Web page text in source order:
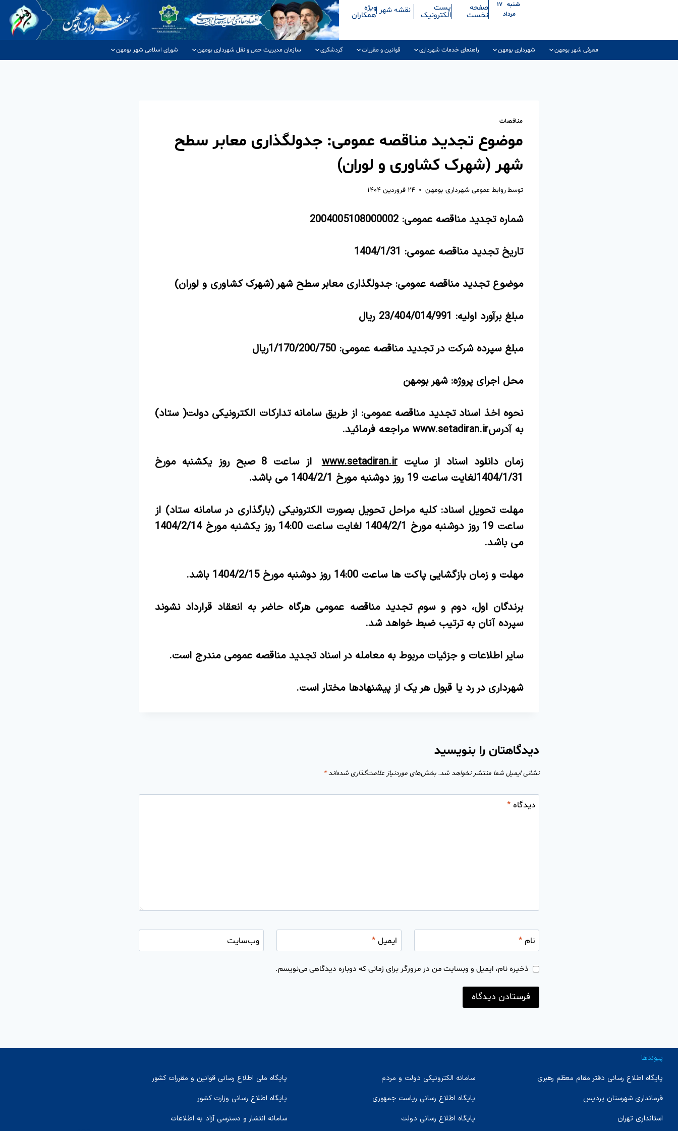
شنبه ۱۷
مرداد
صفحه
نخست
پست
الکترونیک نقشه شهر ویژه
همکاران
معرفی شهر بومهن شهرداری بومهن راهنمای خدمات شهرداری قوانین و مقررات گردشگری سازمان مدیریت حمل و نقل شهرداری بومهن شورای اسلامی شهر بومهن
مناقصات
موضوع تجدید مناقصه عمومی: جدولگذاری معابر سطح
شهر (شهرک کشاوری و لوران)
توسطروابط عمومی شهرداری بومهن ۲۴ فروردین ۱۴۰۴
شماره تجدید مناقصه عمومی: 2004005108000002
تاریخ تجدید مناقصه عمومی: 1404/1/31
موضوع تجدید مناقصه عمومی:جدولگذاری معابر سطح شهر (شهرک کشاوری و لوران)
مبلغ برآورد اولیه: 23/404/014/991 ریال
مبلغ سپرده شرکت در تجدید مناقصه عمومی: 1/170/200/750ریال
محل اجرای پروژه: شهر بومهن
نحوه اخذ اسناد تجدید مناقصه عمومی: از طریق سامانه تدارکات الکترونیکی دولت( ستاد)
به آدرسwww.setadiran.ir مراجعه فرمائید.
زمان دانلود اسناد از سایتwww.setadiran.ir
از ساعت 8 صبح روز یکشنبه مورخ
1404/1/31لغایت ساعت 19 روز دوشنبه مورخ 1404/2/1 می باشد.
مهلت تحویل اسناد: کلیه مراحل تحویل بصورت الکترونیکی (بارگذاری در سامانه ستاد) از
ساعت 19 روز دوشنبه مورخ 1404/2/1 لغایت ساعت 14:00 روز یکشنبه مورخ 1404/2/14
می باشد.
مهلت و زمان بازگشایی پاکت ها ساعت 14:00 روز دوشنبه مورخ 1404/2/15 باشد.
برندگان اول، دوم و سوم تجدید مناقصه عمومی هرگاه حاضر به انعقاد قرارداد نشوند
سپرده آنان به ترتیب ضبط خواهد شد.
سایر اطلاعات و جزئیات مربوط به معامله در اسناد تجدید مناقصه عمومی مندرج است.
شهرداری در رد یا قبول هر یک از پیشنهادها مختار است.
دیدگاهتان را بنویسید
نشانی ایمیل شما منتشر نخواهد شد. بخش‌های موردنیاز علامت‌گذاری شده‌اند*
دیدگاه*
نام* ایمیل * وب‌سایت
ذخیره نام، ایمیل و وبسایت من در مرورگر برای زمانی که دوباره دیدگاهی می‌نویسم.
پیوندها
پایگاه اطلاع رسانی دفتر مقام معظم رهبری
فرمانداری شهرستان پردیس
استانداری تهران
سامانه الکترونیکی دولت و مردم
پایگاه اطلاع رسانی ریاست جمهوری
پایگاه اطلاع رسانی دولت
پایگاه ملی اطلاع رسانی قوانین و مقررات کشور
پایگاه اطلاع رسانی وزارت کشور
سامانه انتشار و دسترسی آزاد به اطلاعات